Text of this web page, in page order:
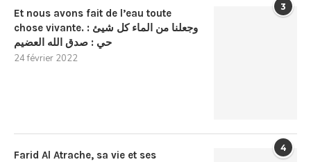
3
Et nous avons fait de l’eau toute
chose vivante. : وجعلنا من الماء كل شيئ
حي : صدق الله العضيم
24 février 2022
4
Farid Al Atrache, sa vie et ses